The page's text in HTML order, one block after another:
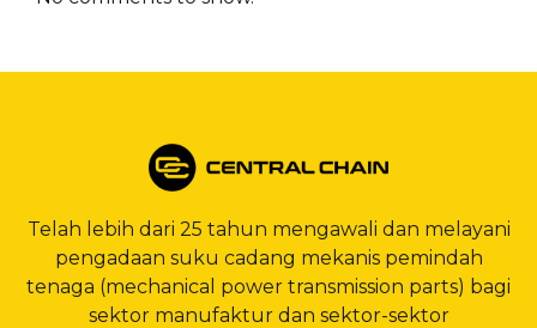
Telah lebih dari 25 tahun mengawali dan melayani
pengadaan suku cadang mekanis pemindah
tenaga (mechanical power transmission parts) bagi
sektor manufaktur dan sektor-sektor